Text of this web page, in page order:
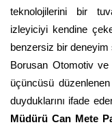
teknolojilerini bir
izleyiciyi kendine
benzersiz bir deneyim
Borusan Otomotiv
üçüncüsü
duyduklarını ifade
Müdürü Can Mete